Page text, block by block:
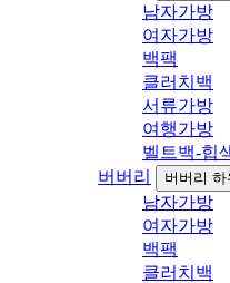
남자가방
여자가방
백팩
클러치백
서류가방
여행가방
벨트백-힙
버버리
버버리 하
남자가방
여자가방
백팩
클러치백